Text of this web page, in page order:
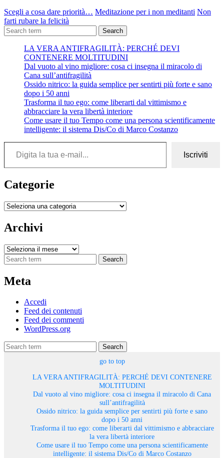
Scegli a cosa dare priorità… Meditazione per i non meditanti Non
farti rubare la felicità
Search
LA VERA ANTIFRAGILITÀ: PERCHÉ DEVI
CONTENERE MOLTITUDINI
Dal vuoto al vino migliore: cosa ci insegna il miracolo di
Cana sull’antifragilità
Ossido nitrico: la guida semplice per sentirti più forte e sano
dopo i 50 anni
Trasforma il tuo ego: come liberarti dal vittimismo e
abbracciare la vera libertà interiore
Come usare il tuo Tempo come una persona scientificamente
intelligente: il sistema Dis/Co di Marco Costanzo
Digita la tua e-mail...
Iscriviti
Categorie
Categorie
Archivi
Archivi
Search
Meta
Accedi
Feed dei contenuti
Feed dei commenti
WordPress.org
Search
go to top
LA VERA ANTIFRAGILITÀ: PERCHÉ DEVI CONTENERE
MOLTITUDINI
Dal vuoto al vino migliore: cosa ci insegna il miracolo di Cana
sull’antifragilità
Ossido nitrico: la guida semplice per sentirti più forte e sano
dopo i 50 anni
Trasforma il tuo ego: come liberarti dal vittimismo e abbracciare
la vera libertà interiore
Come usare il tuo Tempo come una persona scientificamente
intelligente: il sistema Dis/Co di Marco Costanzo